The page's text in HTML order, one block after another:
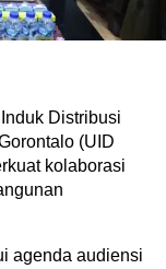
Distribusi
(UID
kolaborasi
agenda audiensi